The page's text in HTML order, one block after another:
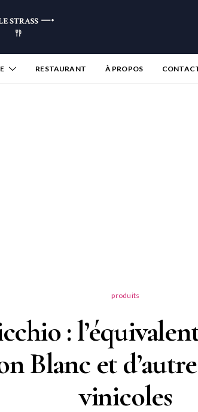
RESTAURANT À PROPOS
produits
:
Blanc et
vinicoles